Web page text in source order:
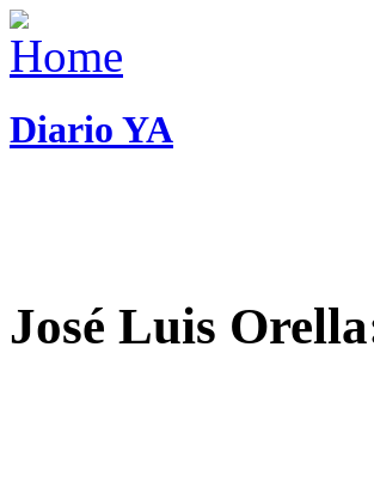
Diario YA
José Luis